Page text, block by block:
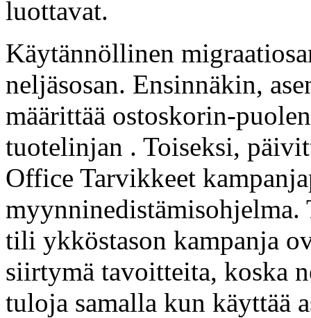
luottavat.
Käytännöllinen
neljäsosan. Ensinnäkin,
määrittää ostoskorin-
tuotelinjan . Toiseksi,
Office Tarvikkeet
myynninedistämisohjelma.
tili ykköstason kampanja
siirtymä tavoitteita, koska
tuloja samalla kun käyttää